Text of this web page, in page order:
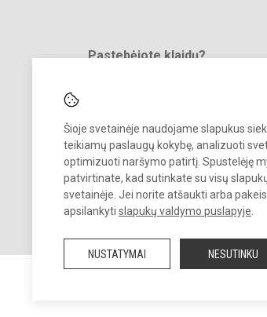
Šioje svetainėje naudojame slapukus
teikiamų paslaugų kokybę, analizuoti
optimizuoti naršymo patirtį. Spustelėję
patvirtinate, kad sutinkate su visų
svetainėje. Jei norite atšaukti arba
apsilankyti slapukų valdymo puslapyje
NUSTATYMAI NESUTINKU
Pastebėjote klaidų?
© 2025. Panevėžio lopšelis-darželis „Vyturėlis“.
Kopijuoti turinį be raštiško įstaigos